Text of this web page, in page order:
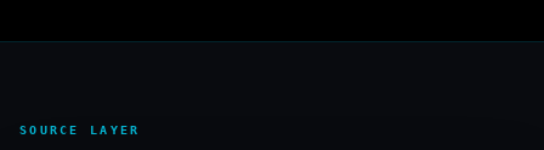
SOURCE LAYER